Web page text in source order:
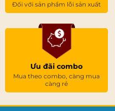
Đối với sản phẩm lỗi sản xuất
Ưu đãi combo
Mua theo combo, càng mua
càng rẻ